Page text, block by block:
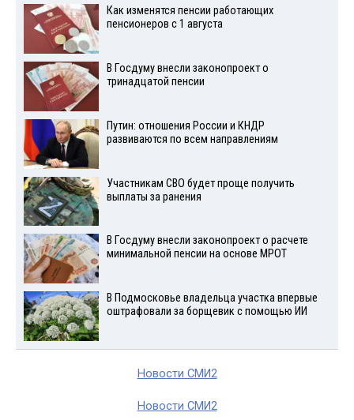
Как изменятся пенсии работающих
пенсионеров с 1 августа
В Госдуму внесли законопроект о
тринадцатой пенсии
Путин: отношения России и КНДР
развиваются по всем направлениям
Участникам СВО будет проще получить
выплаты за ранения
В Госдуму внесли законопроект о расчете
минимальной пенсии на основе МРОТ
В Подмосковье владельца участка впервые
оштрафовали за борщевик с помощью ИИ
Новости СМИ2
Новости СМИ2